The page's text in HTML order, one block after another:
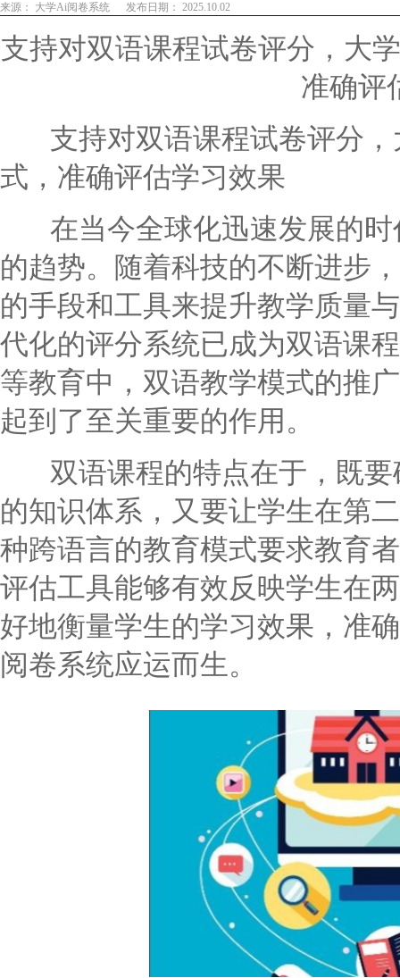
来源： 大学Ai阅卷系统 发布日期： 2025.10.02
支持对双语课程试卷评分，大
准确评
支持对双语课程试卷评分，
式，准确评估学习效果
在当今全球化迅速发展的时
的趋势。随着科技的不断进步
的手段和工具来提升教学质量
代化的评分系统已成为双语课
等教育中，双语教学模式的推
起到了至关重要的作用。
双语课程的特点在于，既要
的知识体系，又要让学生在第
种跨语言的教育模式要求教育
评估工具能够有效反映学生在
好地衡量学生的学习效果，准
阅卷系统应运而生。